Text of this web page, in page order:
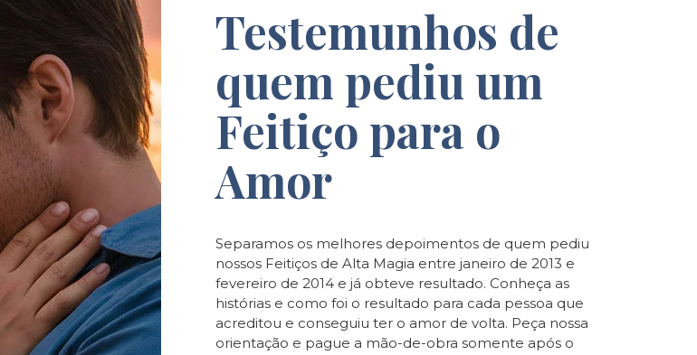
Testemunhos de
quem pediu um
Feitiço para o
Amor
Separamos os melhores depoimentos de quem pediu
nossos Feitiços de Alta Magia entre janeiro de 2013 e
fevereiro de 2014 e já obteve resultado. Conheça as
histórias e como foi o resultado para cada pessoa que
acreditou e conseguiu ter o amor de volta. Peça nossa
orientação e pague a mão-de-obra somente após o